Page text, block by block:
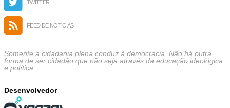
TWITTER
FEED DE NOTÍCIAS
Somente a cidadania plena conduz à democracia. Não há outra
forma de ser cidadão que não seja através da educação ideológica
e política.
Desenvolvedor